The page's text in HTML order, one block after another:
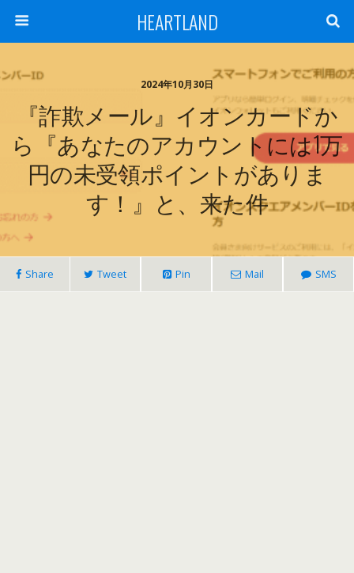
HEARTLAND
2024年10月30日
『詐欺メール』イオンカードか
ら『あなたのアカウントには1万
円の未受領ポイントがありま
す！』と、来た件
Share Tweet Pin Mail SMS